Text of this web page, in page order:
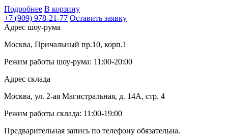
Подробнее В корзину
+7 (909) 978-21-77 Оставить заявку
Адрес шоу-рума
Москва, Причальный пр.10, корп.1
Режим работы шоу-рума: 11:00-20:00
Адрес склада
Москва, ул. 2-ая Магистральная, д. 14А, стр. 4
Режим работы склада: 11:00-19:00
Предварительная запись по телефону обязательна.